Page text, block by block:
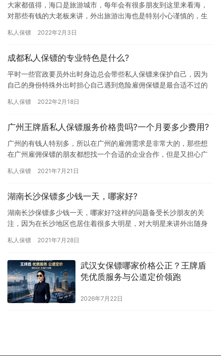
大家都值得，海口是旅游城市，每年会有很多朋友到这里来看海，
对那些有钱的大老板来讲，外出旅游出海也是特别小心谨慎的，生
口保镖…
私人保镖 2022年2月3日
成都私人保镖的专业特色是什么?
平时一些官政要员外出时身边总会带些私人保镖来保护自己，因为
自己的身份特殊外出时担心自己遇到危险雇佣保镖是最合适不过的
择，想…
私人保镖 2022年2月18日
广州王牌盾私人保镖服务价格贵吗?一个月要多少费用?
广州的有钱人特别多，所以在广州的雇佣需求是非常大的，那些想
在广州雇佣保镖的朋友都想找一个合适的企业合作，但是又担心广
月要…
私人保镖 2021年7月21日
湖南长沙保镖多少钱一天，哪家好?
湖南长沙保镖多少钱一天，哪家好?这样的问题备受长沙朋友的关
注，因为在长沙地区也居住着很多大明星，对大明星来讲外出随身
下吧…
私人保镖 2021年7月28日
武汉女保镖哪家价格公正？王牌盾
凭优质服务与公道定价领跑
2026年7月22日